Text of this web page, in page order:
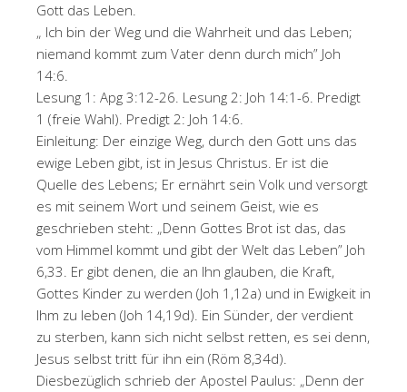
Gott das Leben.
„ Ich bin der Weg und die Wahrheit und das Leben;
niemand kommt zum Vater denn durch mich” Joh
14:6.
Lesung 1: Apg 3:12-26. Lesung 2: Joh 14:1-6. Predigt
1 (freie Wahl). Predigt 2: Joh 14:6.
Einleitung: Der einzige Weg, durch den Gott uns das
ewige Leben gibt, ist in Jesus Christus. Er ist die
Quelle des Lebens; Er ernährt sein Volk und versorgt
es mit seinem Wort und seinem Geist, wie es
geschrieben steht: „Denn Gottes Brot ist das, das
vom Himmel kommt und gibt der Welt das Leben” Joh
6,33. Er gibt denen, die an Ihn glauben, die Kraft,
Gottes Kinder zu werden (Joh 1,12a) und in Ewigkeit in
Ihm zu leben (Joh 14,19d). Ein Sünder, der verdient
zu sterben, kann sich nicht selbst retten, es sei denn,
Jesus selbst tritt für ihn ein (Röm 8,34d).
Diesbezüglich schrieb der Apostel Paulus: „Denn der